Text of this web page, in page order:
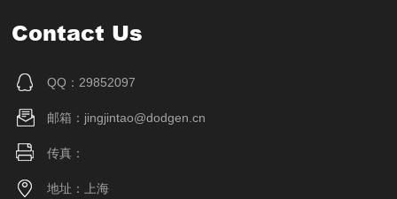
Contact Us
QQ：29852097
邮箱：jingjintao@dodgen.cn
传真：
地址：上海